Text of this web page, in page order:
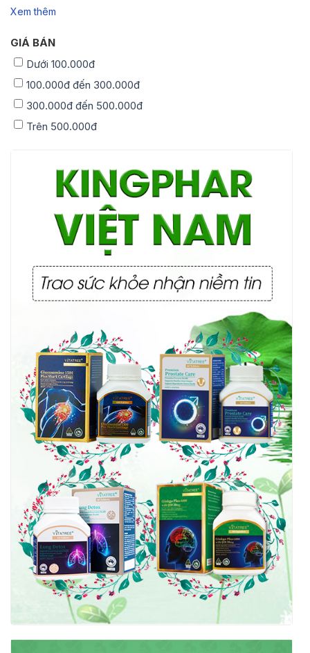
Xem thêm
GIÁ BÁN
Dưới 100.000đ
100.000đ đến 300.000đ
300.000đ đến 500.000đ
Trên 500.000đ